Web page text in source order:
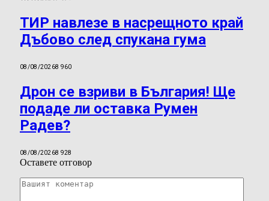
ТИР навлезе в насрещното край
Дъбово след спукана гума
08/08/20268 960
Дрон се взриви в България! Ще
подаде ли оставка Румен
Радев?
08/08/20268 928
Оставете отговор